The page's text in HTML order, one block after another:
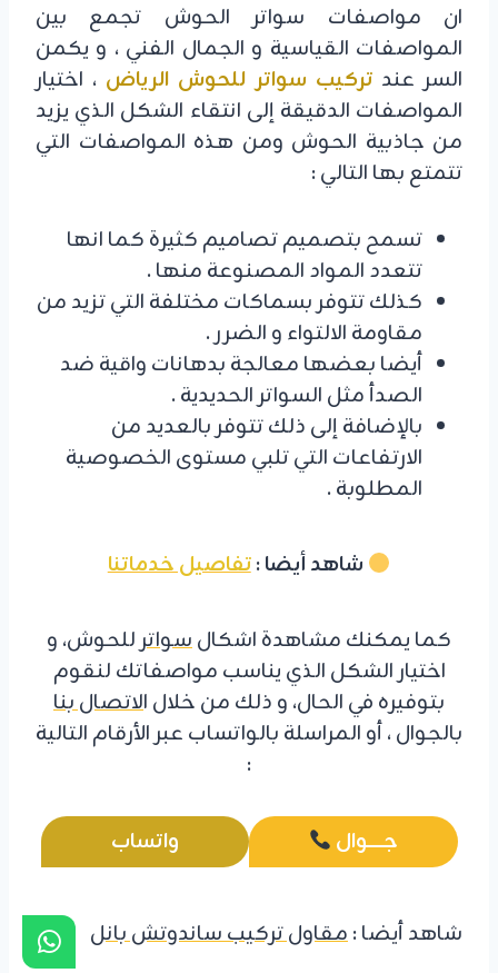
ان مواصفات سواتر الحوش تجمع بين
المواصفات القياسية و الجمال الفني ، و يكمن
السر عندتركيب سواتر للحوش الرياض ، اختيار
المواصفات الدقيقة إلى انتقاء الشكل الذي يزيد
من جاذبية الحوش ومن هذه المواصفات التي
تتمتع بها التالي :
تسمح بتصميم تصاميم كثيرة كما انها
تتعدد المواد المصنوعة منها .
كذلك تتوفر بسماكات مختلفة التي تزيد من
مقاومة الالتواء و الضرر .
أيضا بعضها معالجة بدهانات واقية ضد
الصدأ مثل السواتر الحديدية .
بالإضافة إلى ذلك تتوفر بالعديد من
الارتفاعات التي تلبي مستوى الخصوصية
المطلوبة .
شاهد أيضا :تفاصيل خدماتنا
كما يمكنك مشاهدة اشكالسواترللحوش، و
اختيار الشكل الذي يناسب مواصفاتك لنقوم
بتوفيره في الحال، و ذلك من خلال الاتصال بنا
بالجوال ، أو المراسلة بالواتساب عبر الأرقام التالية
:
جـــــــوال واتساب
شاهد أيضا :مقاول تركيب ساندوتش بانل